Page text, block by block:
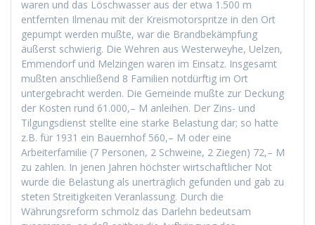
waren und das Löschwasser aus der etwa 1.500 m
entfernten Ilmenau mit der Kreismotorspritze in den Ort
gepumpt werden mußte, war die Brandbekämpfung
äußerst schwierig. Die Wehren aus Westerweyhe, Uelzen,
Emmendorf und Melzingen waren im Einsatz. Insgesamt
mußten anschließend 8 Familien notdürftig im Ort
untergebracht werden. Die Gemeinde mußte zur Deckung
der Kosten rund 61.000,– M anleihen. Der Zins- und
Tilgungsdienst stellte eine starke Belastung dar; so hatte
z.B. für 1931 ein Bauernhof 560,– M oder eine
Arbeiterfamilie (7 Personen, 2 Schweine, 2 Ziegen) 72,– M
zu zahlen. In jenen Jahren höchster wirtschaftlicher Not
wurde die Belastung als unerträglich gefunden und gab zu
steten Streitigkeiten Veranlassung. Durch die
Währungsreform schmolz das Darlehn bedeutsam